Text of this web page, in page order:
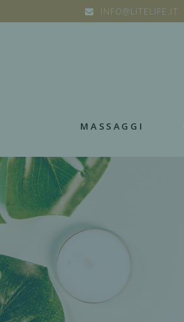
INFO@LITELIFE.IT
MASSAGGI